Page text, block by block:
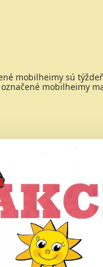
mobilheimy sú
mobilheimy